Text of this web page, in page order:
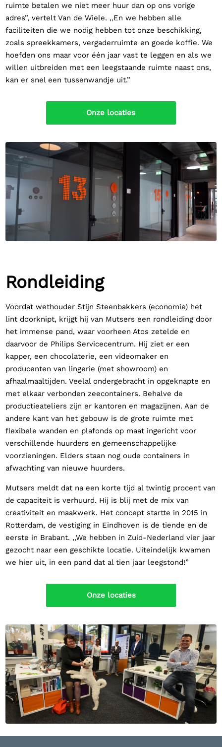
ruimte betalen we niet meer huur dan op ons vorige
adres”, vertelt Van de Wiele. ,,En we hebben alle
faciliteiten die we nodig hebben tot onze beschikking,
zoals spreekkamers, vergaderruimte en goede koffie. We
hoefden ons maar voor één jaar vast te leggen en als we
willen uitbreiden met een leegstaande ruimte naast ons,
kan er snel een tussenwandje uit.”
Onze locaties
Rondleiding
Voordat wethouder Stijn Steenbakkers (economie) het
lint doorknipt, krijgt hij van Mutsers een rondleiding door
het immense pand, waar voorheen Atos zetelde en
daarvoor de Philips Servicecentrum. Hij ziet er een
kapper, een chocolaterie, een videomaker en
producenten van lingerie (met showroom) en
afhaalmaaltijden. Veelal ondergebracht in opgeknapte en
met elkaar verbonden zeecontainers. Behalve de
productieateliers zijn er kantoren en magazijnen. Aan de
andere kant van het gebouw is de grote ruimte met
flexibele wanden en plafonds op maat ingericht voor
verschillende huurders en gemeenschappelijke
voorzieningen. Elders staan nog oude containers in
afwachting van nieuwe huurders.
Mutsers meldt dat na een korte tijd al twintig procent van
de capaciteit is verhuurd. Hij is blij met de mix van
creativiteit en maakwerk. Het concept startte in 2015 in
Rotterdam, de vestiging in Eindhoven is de tiende en de
eerste in Brabant. ,,We hebben in Zuid-Nederland vier jaar
gezocht naar een geschikte locatie. Uiteindelijk kwamen
we hier uit, in een pand dat al tien jaar leegstond!”
Onze locaties